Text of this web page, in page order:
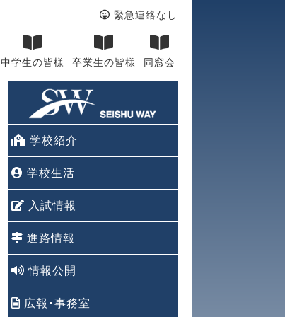
緊急連絡なし
中学生の皆様 卒業生の皆様 同窓会
学校紹介
学校生活
入試情報
進路情報
情報公開
広報･事務室